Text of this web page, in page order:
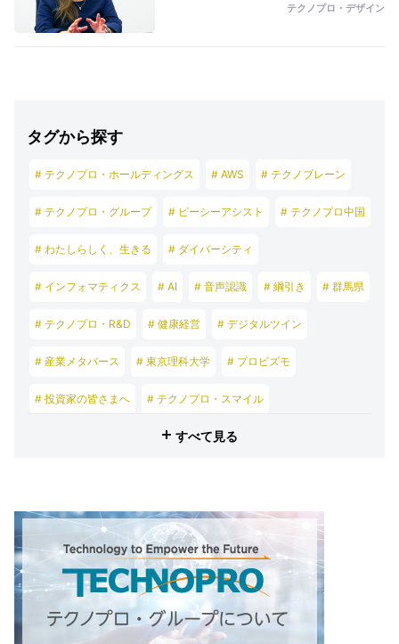
テクノプロ・デザイン
タグから探す
# テクノプロ・ホールディングス # AWS # テクノブレーン
# テクノプロ・グループ # ピーシーアシスト # テクノプロ中国
# わたしらしく、生きる # ダイバーシティ
# インフォマティクス # AI # 音声認識 # 綱引き # 群馬県
# テクノプロ・R&D # 健康経営 # デジタルツイン
# 産業メタバース # 東京理科大学 # プロビズモ
# 投資家の皆さまへ # テクノプロ・スマイル
# テクノプロ・エンジニアリング
すべて見る